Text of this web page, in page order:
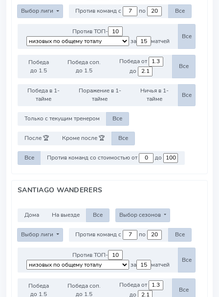
Выбор лиги Против команд с по Все
Против ТОП-
за
матчей
Все
Победа
до 1.5
Победа соп.
до 1.5
Победа от
до
Все
Победа в 1-
тайме
Поражение в 1-
тайме
Ничья в 1-
тайме
Все
Только с текущим тренером Все
После 🏆 Кроме после 🏆 Все
Все Против команд со стоимостью от до
SANTIAGO WANDERERS
Дома На выезде Все Выбор сезонов
Выбор лиги Против команд с по Все
Против ТОП-
за
матчей
Все
Победа
до 1.5
Победа соп.
до 1.5
Победа от
до
Все